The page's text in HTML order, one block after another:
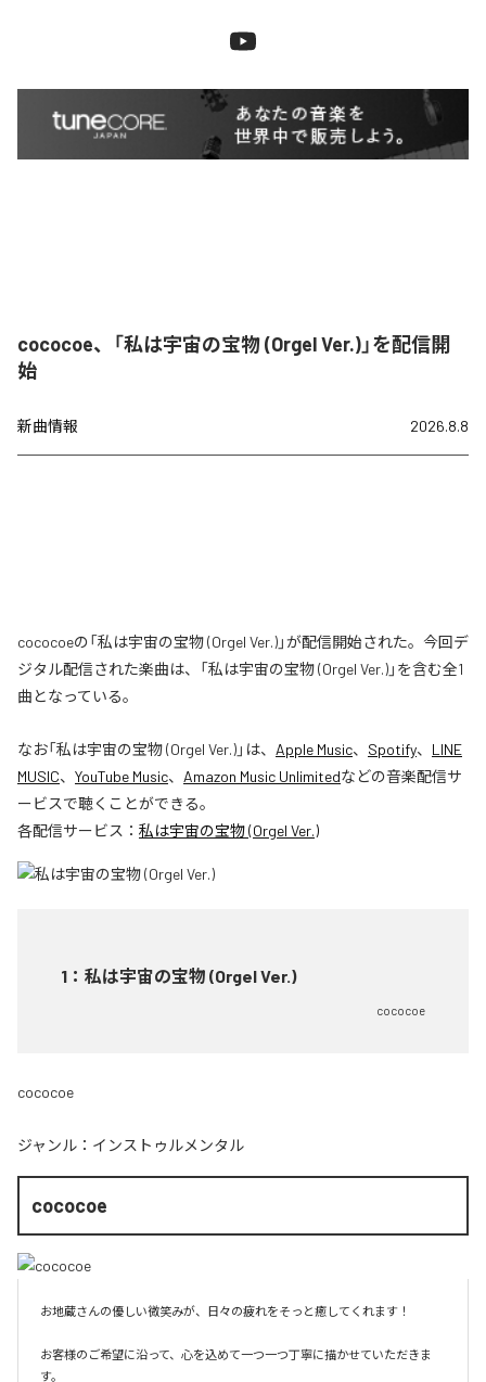
cococoe、「私は宇宙の宝物 (Orgel Ver.)」を配信開
始
新曲情報 2026.8.8
cococoeの「私は宇宙の宝物 (Orgel Ver.)」が配信開始された。今回デ
ジタル配信された楽曲は、「私は宇宙の宝物 (Orgel Ver.)」を含む全1
曲となっている。
なお「私は宇宙の宝物 (Orgel Ver.)」は、 Apple Music、 Spotify、 LINE
MUSIC、 YouTube Music、 Amazon Music Unlimitedなどの音楽配信サ
ービスで聴くことができる。
各配信サービス： 私は宇宙の宝物 (Orgel Ver.)
1 ： 私は宇宙の宝物 (Orgel Ver.)
cococoe
cococoe
ジャンル： インストゥルメンタル
cococoe
お地蔵さんの優しい微笑みが、日々の疲れをそっと癒してくれます！
お客様のご希望に沿って、心を込めて一つ一つ丁寧に描かせていただきま
す。